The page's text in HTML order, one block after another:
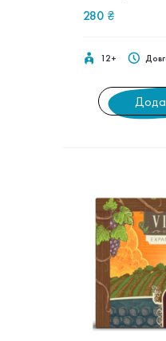
280 ₴
12+